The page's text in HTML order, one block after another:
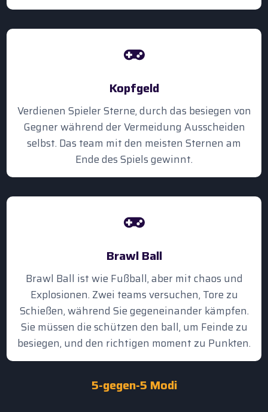
Kopfgeld
Verdienen Spieler Sterne, durch das besiegen von
Gegner während der Vermeidung Ausscheiden
selbst. Das team mit den meisten Sternen am
Ende des Spiels gewinnt.
Brawl Ball
Brawl Ball ist wie Fußball, aber mit chaos und
Explosionen. Zwei teams versuchen, Tore zu
Schießen, während Sie gegeneinander kämpfen.
Sie müssen die schützen den ball, um Feinde zu
besiegen, und den richtigen moment zu Punkten.
5-gegen-5 Modi